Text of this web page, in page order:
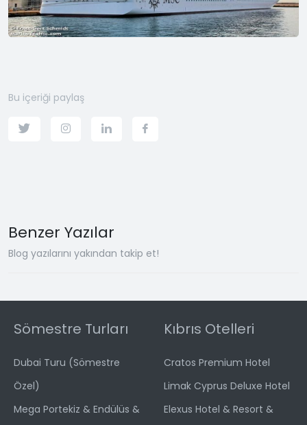
Bu içeriği paylaş
Benzer Yazılar
Blog yazılarını yakından takip et!
Sömestre Turları
Dubai Turu (Sömestre
Özel)
Mega Portekiz & Endülüs &
Kıbrıs Otelleri
Cratos Premium Hotel
Limak Cyprus Deluxe Hotel
Elexus Hotel & Resort &